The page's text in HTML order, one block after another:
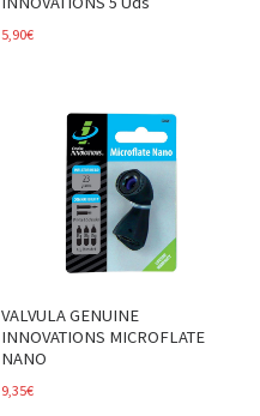
5,90€
VALVULA GENUINE
INNOVATIONS MICROFLATE
NANO
9,35€